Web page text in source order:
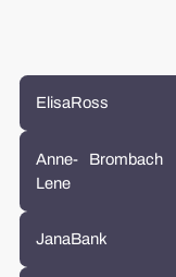
ElisaRoss
Anne-
Lene
Brombach
JanaBank